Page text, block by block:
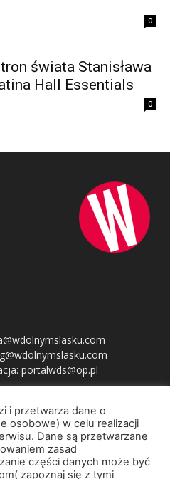
0
świata Stanisława
Hall Essentials
0
portalwds@op.pl
LINKI
i przetwarza dane o
osobowe) w celu realizacji
Dane są przetwarzane
zasad
części danych może być
zapoznaj się z tymi